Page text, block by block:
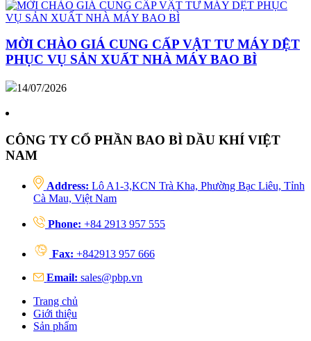
MỜI CHÀO GIÁ CUNG CẤP VẬT TƯ MÁY DỆT
PHỤC VỤ SẢN XUẤT NHÀ MÁY BAO BÌ
14/07/2026
CÔNG TY CỔ PHẦN BAO BÌ DẦU KHÍ VIỆT
NAM
Address: Lô A1-3,KCN Trà Kha, Phường Bạc Liêu, Tỉnh
Cà Mau, Việt Nam
Phone: +84 2913 957 555
Fax: +842913 957 666
Email: sales@pbp.vn
Trang chủ
Giới thiệu
Sản phẩm